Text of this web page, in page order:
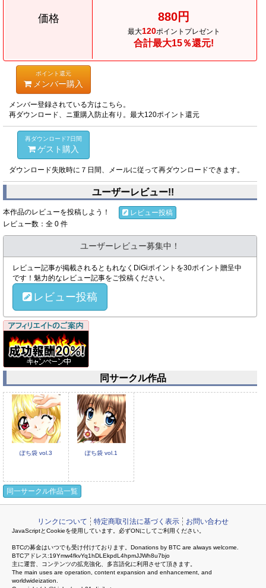
価格 880円
最大120ポイントプレゼント
合計最大15％還元!
ポイント還元
メンバー購入
メンバー登録されている方はこちら。
再ダウンロード、ニ重購入防止有り。最大120ポイント還元
再ダウンロード7日間
ゲスト購入
ダウンロード失敗時に７日間、メールに従って再ダウンロードできます。
ユーザーレビュー!!
本作品のレビューを投稿しよう！
レビュー投稿
レビュー数：全 0 件
ユーザーレビュー募集中！
レビュー記事が掲載されるともれなくDiGiポイントを30ポイント贈呈中
です！魅力的なレビュー記事をご投稿ください。
レビュー投稿
同サークル作品
ぽち袋 vol.3 ぽち袋 vol.1
同一サークル作品一覧
リンクについて 特定商取引法に基づく表示 お問い合わせ
JavaScriptとCookieを使用しています。必ずONにしてご利用ください。
BTCの募金はいつでも受け付けております。Donations by BTC are always welcome.
BTCアドレス:19Ymw4fkvYq1hDLEkpdL4hpmJJWh8u7bjo
主に運営、コンテンツの拡充強化、多言語化に利用させて頂きます。
The main uses are operation, content expansion and enhancement, and
worldwideization.